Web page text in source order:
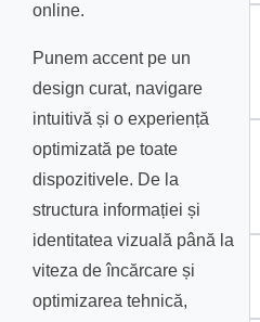
online.
Punem accent pe un
design curat, navigare
intuitivă și o experiență
optimizată pe toate
dispozitivele. De la
structura informației și
identitatea vizuală până la
viteza de încărcare și
optimizarea tehnică,